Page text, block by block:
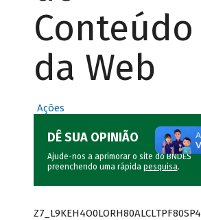
Conteúdo
da Web
Ações
DÊ SUA OPINIÃO
Ajude-nos a aprimorar o site do BNDES
preenchendo uma rápida pesquisa.
Z7_L9KEH4O0LORH80ALCLTPF80SP4